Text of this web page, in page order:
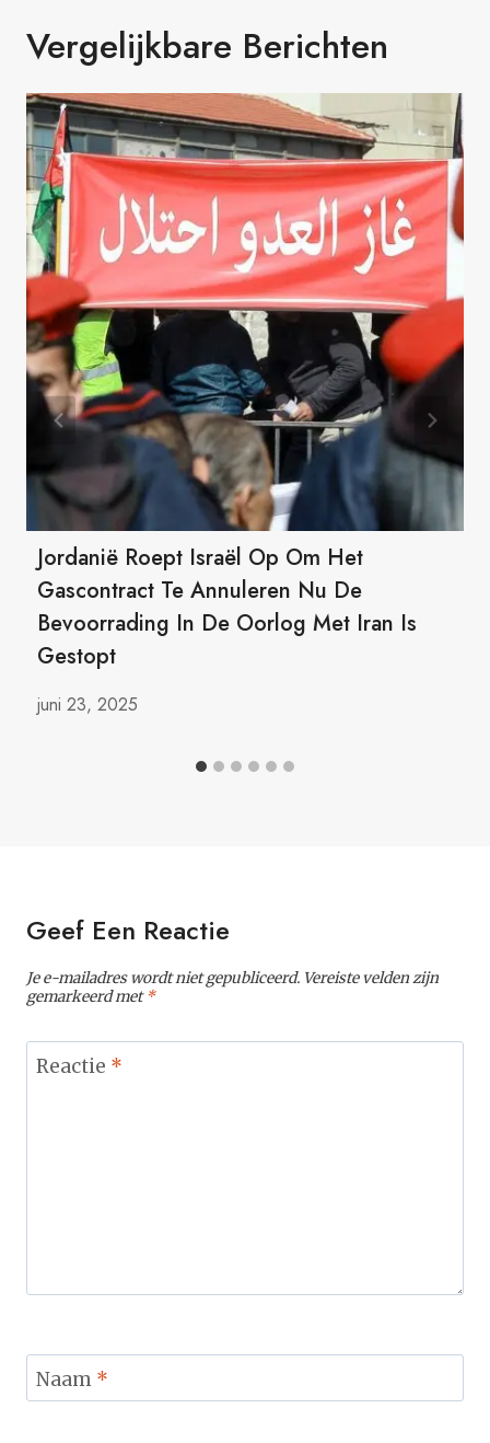
Vergelijkbare Berichten
Jordanië Roept Israël Op Om Het
Gascontract Te Annuleren Nu De
Bevoorrading In De Oorlog Met Iran Is
Gestopt
juni 23, 2025
Geef Een Reactie
Je e-mailadres wordt niet gepubliceerd. Vereiste velden zijn
gemarkeerd met*
Reactie *
Naam *